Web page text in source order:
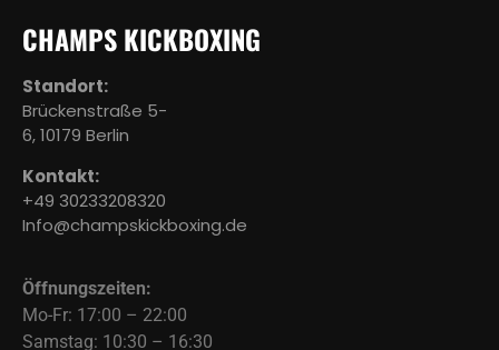
CHAMPS KICKBOXING
Standort:
Brückenstraße 5-
6, 10179 Berlin
Kontakt:
+49 30233208320
Info@champskickboxing.de
Öffnungszeiten:
Mo-Fr: 17:00 – 22:00
Samstag: 10:30 – 16:30